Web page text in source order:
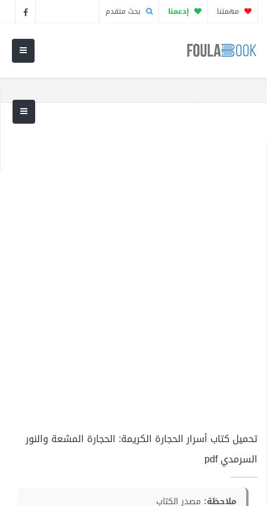
مهمتنا إدعمنا بحث متقدم
تحميل كتاب أسرار الحجارة الكريمة: الحجارة المشعة والنور
السرمدي pdf
ملاحظة: مصدر الكتاب